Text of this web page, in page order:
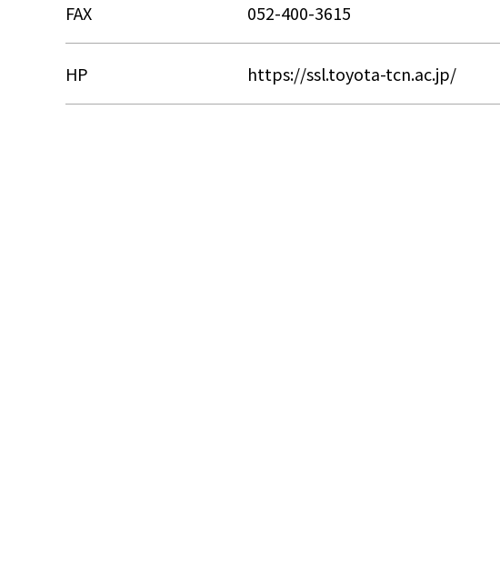
FAX 052-400-3615
HP https://ssl.toyota-tcn.ac.jp/